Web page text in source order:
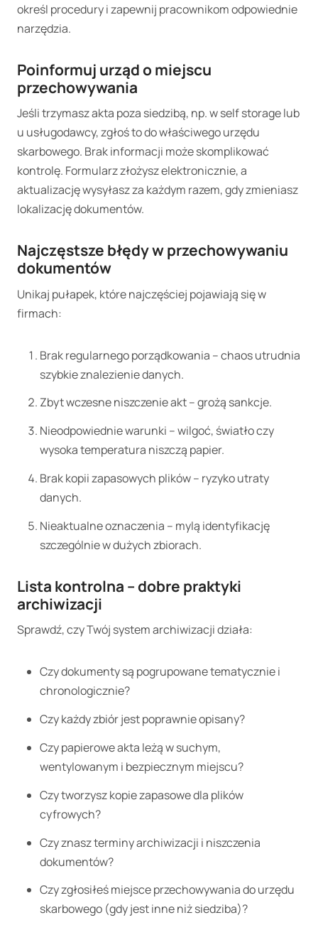
określ procedury i zapewnij pracownikom odpowiednie
narzędzia.
Poinformuj urząd o miejscu
przechowywania
Jeśli trzymasz akta poza siedzibą, np. w self storage lub
u usługodawcy, zgłoś to do właściwego urzędu
skarbowego. Brak informacji może skomplikować
kontrolę. Formularz złożysz elektronicznie, a
aktualizację wysyłasz za każdym razem, gdy zmieniasz
lokalizację dokumentów.
Najczęstsze błędy w przechowywaniu
dokumentów
Unikaj pułapek, które najczęściej pojawiają się w
firmach:
Brak regularnego porządkowania – chaos utrudnia
szybkie znalezienie danych.
Zbyt wczesne niszczenie akt – grożą sankcje.
Nieodpowiednie warunki – wilgoć, światło czy
wysoka temperatura niszczą papier.
Brak kopii zapasowych plików – ryzyko utraty
danych.
Nieaktualne oznaczenia – mylą identyfikację
szczególnie w dużych zbiorach.
Lista kontrolna – dobre praktyki
archiwizacji
Sprawdź, czy Twój system archiwizacji działa:
Czy dokumenty są pogrupowane tematycznie i
chronologicznie?
Czy każdy zbiór jest poprawnie opisany?
Czy papierowe akta leżą w suchym,
wentylowanym i bezpiecznym miejscu?
Czy tworzysz kopie zapasowe dla plików
cyfrowych?
Czy znasz terminy archiwizacji i niszczenia
dokumentów?
Czy zgłosiłeś miejsce przechowywania do urzędu
skarbowego (gdy jest inne niż siedziba)?